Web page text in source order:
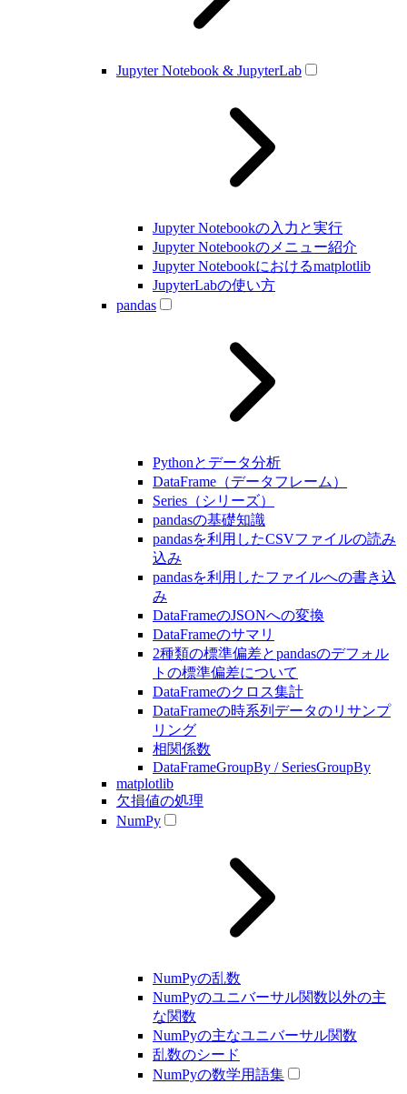
Jupyter Notebook & JupyterLab
Jupyter Notebookの入力と実行
Jupyter Notebookのメニュー紹介
Jupyter Notebookにおけるmatplotlib
JupyterLabの使い方
pandas
Pythonとデータ分析
DataFrame（データフレーム）
Series（シリーズ）
pandasの基礎知識
pandasを利用したCSVファイルの読み
込み
pandasを利用したファイルへの書き込
み
DataFrameのJSONへの変換
DataFrameのサマリ
2種類の標準偏差とpandasのデフォル
トの標準偏差について
DataFrameのクロス集計
DataFrameの時系列データのリサンプ
リング
相関係数
DataFrameGroupBy / SeriesGroupBy
matplotlib
欠損値の処理
NumPy
NumPyの乱数
NumPyのユニバーサル関数以外の主
な関数
NumPyの主なユニバーサル関数
乱数のシード
NumPyの数学用語集